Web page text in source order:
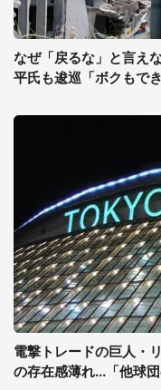
なぜ「戻るな」と言え
平氏も逡巡「ボクもで
電撃トレードの巨人・
の存在感薄れ...「他球